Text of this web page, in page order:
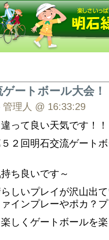
ートボール大会！
理人 @ 16:33:29
って良い天気です！
２回明石交流ゲート
ち良いです～
しいプレイが沢山出
インプレーやポカ？
しくゲートボールを